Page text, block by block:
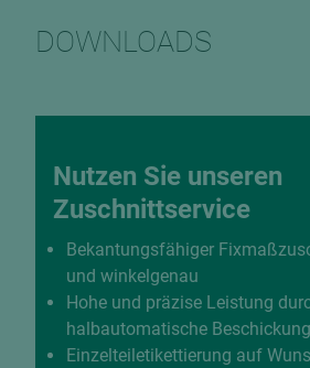
DOWNLOADS
Nutzen Sie unseren
Zuschnittservice
Bekantungsfähiger
und winkelgenau
Hohe und präzise Leistung
halbautomatische Beschickung
Einzelteiletikettierung auf